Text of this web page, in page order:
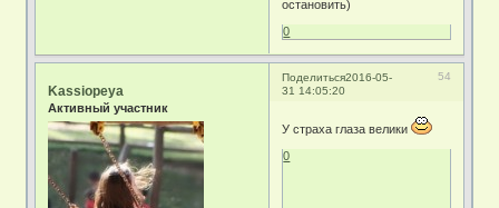
остановить)
0
Поделиться 54
2016-05-
31 14:05:20
Kassiopeya
Активный участник
У страха глаза велики
0